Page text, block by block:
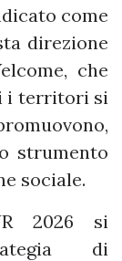
come
direzione
che
i territori si
strumento
sociale.
2026 si
di